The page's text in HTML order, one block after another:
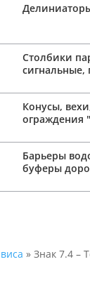
Столбики
сигнальные,
Конусы,
ограждения
Барьеры
буферы
» Знак 7.4 –